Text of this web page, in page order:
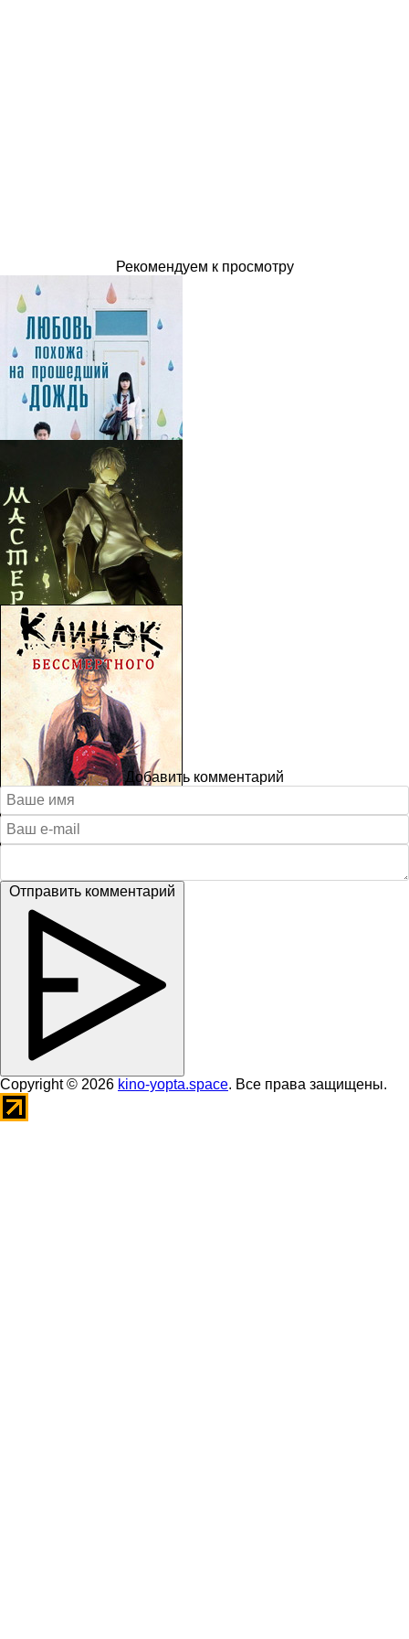
Рекомендуем к просмотру
Добавить комментарий
Отправить комментарий
Copyright © 2026 kino-yopta.space. Все права защищены.